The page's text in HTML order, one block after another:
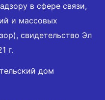
в сфере связи,
и массовых
свидетельство Эл
г.
дом